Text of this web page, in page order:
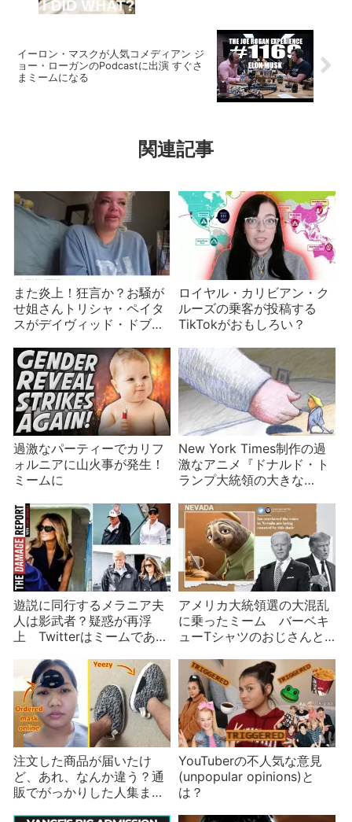
イーロン・マスクが人気コメディアン ジ
ョー・ローガンのPodcastに出演 すぐさ
まミームになる
関連記事
また炎上！狂言か？お騒が
せ姐さんトリシャ・ペイタ
スがデイヴィッド・ドブリ
ロイヤル・カリビアン・ク
ルーズの乗客が投稿する
TikTokがおもしろい？
過激なパーティーでカリフ
ォルニアに山火事が発生！
ミームに
New York Times制作の過
激なアニメ『ドナルド・ト
ランプ大統領の大きな
遊説に同行するメラニア夫
人は影武者？疑惑が再浮
上 Twitterはミームであふ
アメリカ大統領選の大混乱
に乗ったミーム バーベキ
ューTシャツのおじさんと
注文した商品が届いたけ
ど、あれ、なんか違う？通
販でがっかりした人集ま
YouTuberの不人気な意見
(unpopular opinions)と
は？